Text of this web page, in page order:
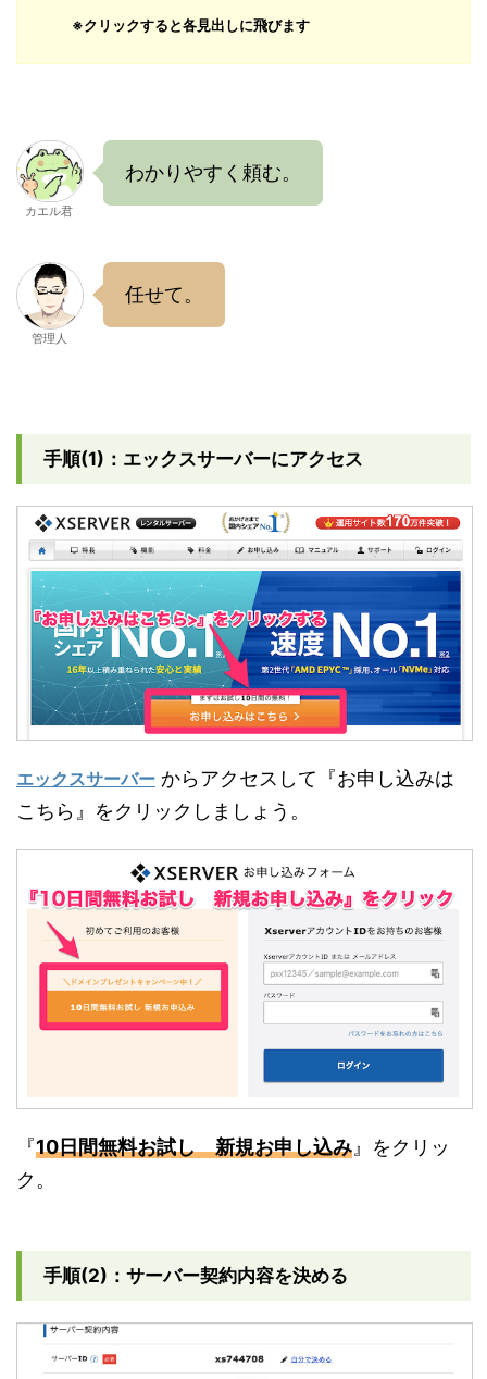
※クリックすると各見出しに飛びます
カエル君
わかりやすく頼む。
管理人
任せて。
手順(1)：エックスサーバーにアクセス
エックスサーバー からアクセスして『お申し込みは
こちら』をクリックしましょう。
『10日間無料お試し 新規お申し込み 』をクリッ
ク。
手順(2)：サーバー契約内容を決める